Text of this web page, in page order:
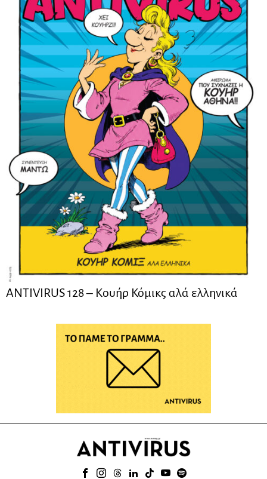
ANTIVIRUS 128 – Kουήρ Κόμικς αλά ελληνικά